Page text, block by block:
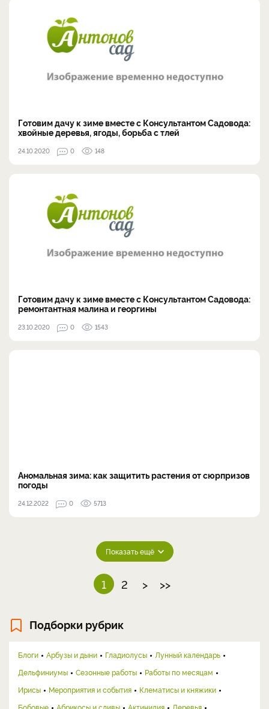
Готовим дачу к зиме вместе с Консультантом Садовода:
хвойные деревья, ягоды, борьба с тлей
24.10.2020 0 148
Готовим дачу к зиме вместе с Консультантом Cадовода:
ремонтантная малина и георгины
23.10.2020 0 1543
Аномальная зима: как защитить растения от сюрпризов
погоды
24.12.2022 0 5713
Показать ещё
1 2 > >>
Подборки рубрик
Блоги Арбузы и дыни Гладиолусы
Лунный календарь
Дельфиниумы
Сезонные работы
Работы по месяцам
Ирисы
Мероприятия и события
Клематисы и княжики
Бобовые
Абрикосы и сливы Актинидия Деревья